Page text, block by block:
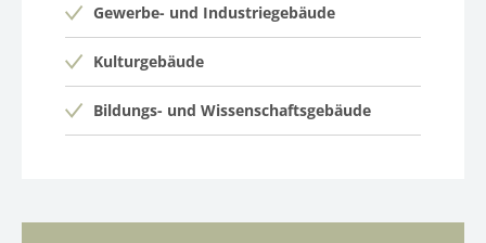
Gewerbe- und Industriegebäude
Kulturgebäude
Bildungs- und Wissenschaftsgebäude